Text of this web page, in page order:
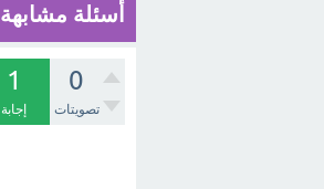
أسئلة مشابهة
0
تصويتات
1
إجابة